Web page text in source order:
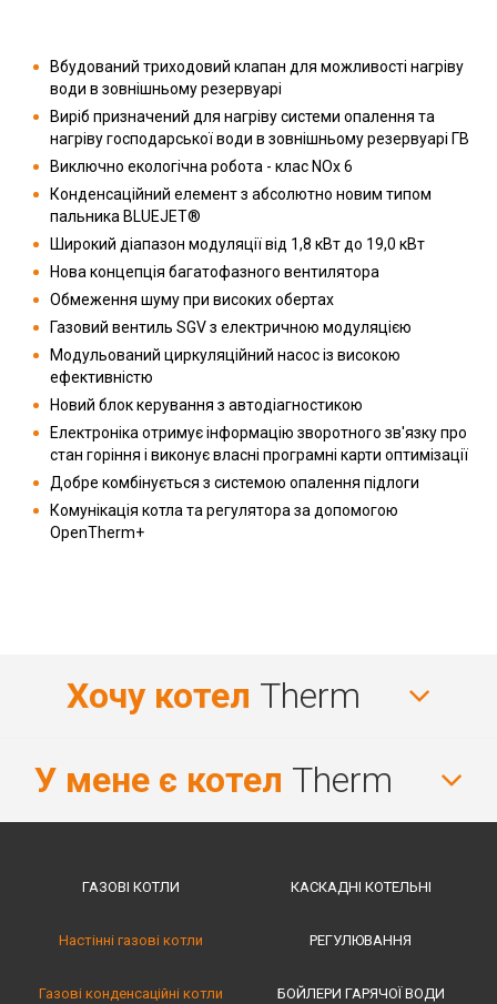
Вбудований триходовий клапан для можливості нагріву
води в зовнішньому резервуарі
Виріб призначений для нагріву системи опалення та
нагріву господарської води в зовнішньому резервуарі ГВ
Виключно екологічна робота - клас NOx 6
Конденсаційний елемент з абсолютно новим типом
пальника BLUEJET®
Широкий діапазон модуляції від 1,8 кВт до 19,0 кВт
Нова концепція багатофазного вентилятора
Обмеження шуму при високих обертах
Газовий вентиль SGV з електричною модуляцією
Модульований циркуляційний насос із високою
ефективністю
Новий блок керування з автодіагностикою
Електроніка отримує інформацію зворотного зв'язку про
стан горіння і виконує власні програмні карти оптимізації
Добре комбінується з системою опалення підлоги
Комунікація котла та регулятора за допомогою
OpenTherm+
Хочу котел Therm
У мене є котел Therm
ГАЗОВІ КОТЛИ
Настінні газові котли
Газові конденсаційні котли
КАСКАДНІ КОТЕЛЬНІ
РЕГУЛЮВАННЯ
БОЙЛЕРИ ГАРЯЧОЇ ВОДИ